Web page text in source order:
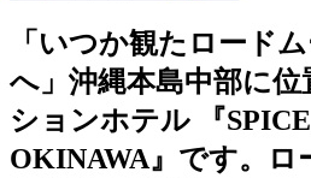
「いつか観たロード
へ」沖縄本島中部に
ションホテル 『
OKINAWA』です。ロ